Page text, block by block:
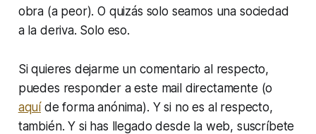
obra (a peor). O quizás solo seamos una sociedad
a la deriva. Solo eso.
Si quieres dejarme un comentario al respecto,
puedes responder a este mail directamente (o
aquí de forma anónima). Y si no es al respecto,
también. Y si has llegado desde la web, suscríbete